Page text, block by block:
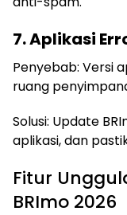
7. Aplikasi
Penyebab: Versi
ruang
Solusi: Update
aplikasi, dan
Fitur
BRImo 2026